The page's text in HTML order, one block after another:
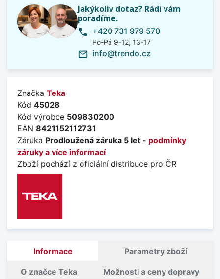
Jakýkoliv dotaz? Rádi vám
poradíme.
phone +420 731 979 570
Po-Pá 9-12, 13-17
mail_outline info@trendo.cz
Značka Teka
Kód 45028
Kód výrobce 509830200
EAN 8421152112731
Záruka Prodloužená záruka 5 let - podmínky
záruky a více informací
Zboží pochází z oficiální distribuce pro ČR
Informace Parametry zboží
O značce Teka Možnosti a ceny dopravy